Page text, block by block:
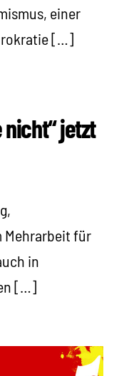
einer
[…]
nicht“ jetzt
Mehrarbeit für
in
[…]